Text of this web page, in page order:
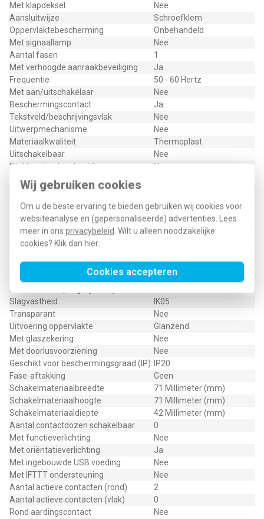
Wij gebruiken cookies
Om u de beste ervaring te bieden gebruiken wij cookies voor
websiteanalyse en (gepersonaliseerde) advertenties. Lees
meer in ons privacybeleid. Wilt u alleen noodzakelijke
cookies? Klik dan hier.
Cookies accepteren
Met klapdeksel
Nee
Aansluitwijze
Schroefklem
Oppervlaktebescherming
Onbehandeld
Met signaallamp
Nee
Aantal fasen
1
Met verhoogde aanraakbeveiliging
Ja
Frequentie
50 - 60 Hertz
Met aan/uitschakelaar
Nee
Beschermingscontact
Ja
Tekstveld/beschrijvingsvlak
Nee
Uitwerpmechanisme
Nee
Materiaalkwaliteit
Thermoplast
Uitschakelbaar
Nee
Stekkerstand gedraaid
Nee
Overspanningsbeveiliging
Foutstroombeveiliging
Speciale voeding
Geen speciale voeding
Geïsoleerde montage
Ja
Materiaal
Kunststof
Bevestigingswijze
(conform VDE)
Geen
RAL-nummer (vergelijkbaar)
Slagvastheid
IK05
Transparant
Nee
Uitvoering oppervlakte
Glanzend
Met glaszekering
Nee
Met doorlusvoorziening
Nee
Geschikt voor beschermingsgraad (IP)
IP20
Fase-aftakking
Geen
Schakelmateriaalbreedte
71 Millimeter (mm)
Schakelmateriaalhoogte
71 Millimeter (mm)
Schakelmateriaaldiepte
42 Millimeter (mm)
Aantal contactdozen schakelbaar
0
Met functieverlichting
Nee
Met oriëntatieverlichting
Ja
Met ingebouwde USB voeding
Nee
Met IFTTT ondersteuning
Nee
Aantal actieve contacten (rond)
2
Aantal actieve contacten (vlak)
0
Rond aardingscontact
Nee